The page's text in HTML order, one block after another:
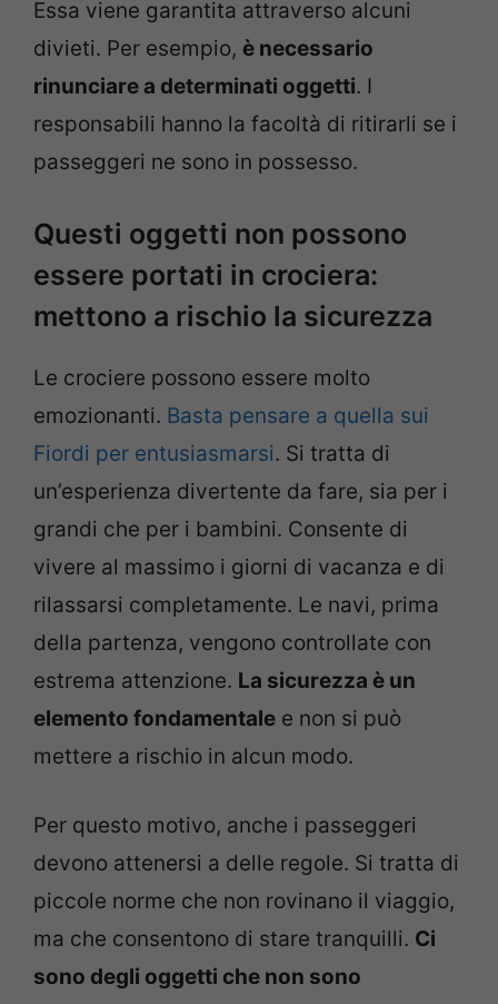
Essa viene garantita attraverso alcuni
divieti. Per esempio, è necessario
rinunciare a determinati oggetti. I
responsabili hanno la facoltà di ritirarli se i
passeggeri ne sono in possesso.
Questi oggetti non possono
essere portati in crociera:
mettono a rischio la sicurezza
Le crociere possono essere molto
emozionanti. Basta pensare a quella sui
Fiordi per entusiasmarsi. Si tratta di
un’esperienza divertente da fare, sia per i
grandi che per i bambini. Consente di
vivere al massimo i giorni di vacanza e di
rilassarsi completamente. Le navi, prima
della partenza, vengono controllate con
estrema attenzione. La sicurezza è un
elemento fondamentale e non si può
mettere a rischio in alcun modo.
Per questo motivo, anche i passeggeri
devono attenersi a delle regole. Si tratta di
piccole norme che non rovinano il viaggio,
ma che consentono di stare tranquilli. Ci
sono degli oggetti che non sono